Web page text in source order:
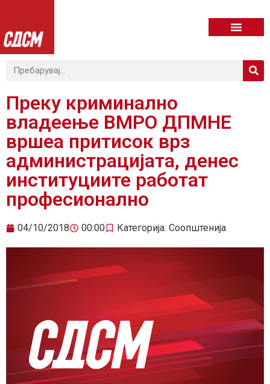
Преку криминално
владеење ВМРО ДПМНЕ
вршеа притисок врз
администрацијата, денес
институциите работат
професионално
04/10/2018 00:00 Категорија: Соопштенија